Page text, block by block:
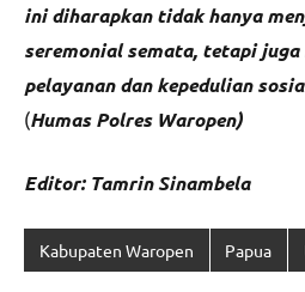
ini diharapkan tidak hanya
seremonial semata, tetapi
pelayanan dan kepedulian
(Humas Polres Waropen)
Editor: Tamrin Sinambela
Kabupaten Waropen Papua